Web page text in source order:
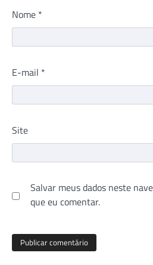
Nome *
E-mail *
Site
Salvar meus dados neste
que eu comentar.